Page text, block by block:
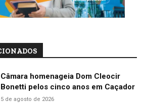
Câmara homenageia Dom Cleocir
Bonetti pelos cinco anos em Caçador
5 de agosto de 2026